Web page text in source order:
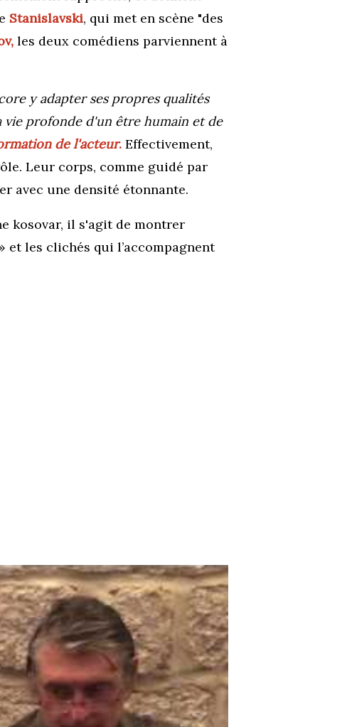
Stanislavski, qui met en scène "des
les deux comédiens parviennent à
y adapter ses propres qualités
vie profonde d'un être humain et de
de l'acteur. Effectivement,
Leur corps, comme guidé par
avec une densité étonnante.
kosovar, il s'agit de montrer
les clichés qui l’accompagnent